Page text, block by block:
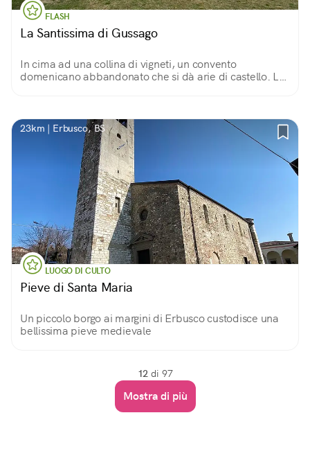
FLASH
La Santissima di Gussago
In cima ad una collina di vigneti, un convento
domenicano abbandonato che si dà arie di castello. La
23km | Erbusco, BS
LUOGO DI CULTO
Pieve di Santa Maria
Un piccolo borgo ai margini di Erbusco custodisce una
bellissima pieve medievale
12 di 97
Mostra di più